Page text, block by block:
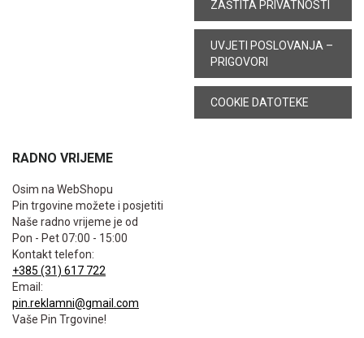
ZAŠTITA PRIVATNOSTI
UVJETI POSLOVANJA –
PRIGOVORI
COOKIE DATOTEKE
RADNO VRIJEME
Osim na WebShopu
Pin trgovine možete i posjetiti
Naše radno vrijeme je od
Pon - Pet 07:00 - 15:00
Kontakt telefon:
+385 (31) 617 722
Email:
pin.reklamni@gmail.com
Vaše Pin Trgovine!